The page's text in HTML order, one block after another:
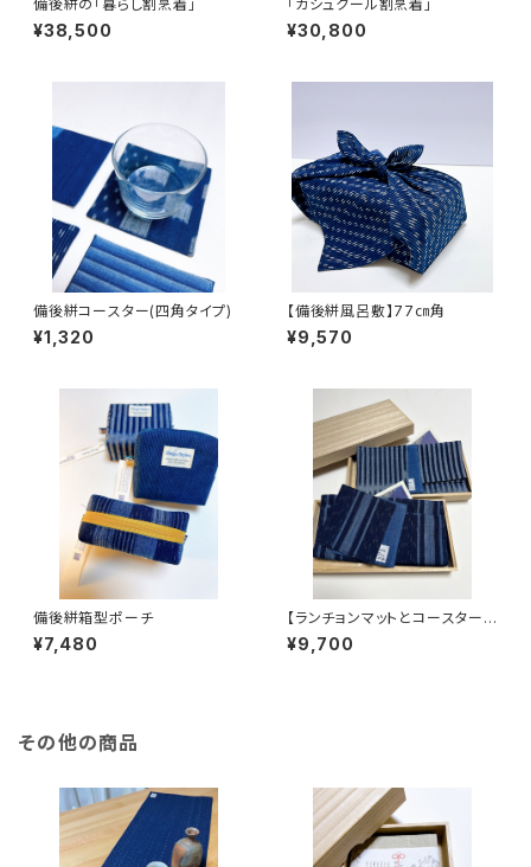
備後絣の「暮らし割烹着」
¥38,500
「カシュクール割烹着」
¥30,800
備後絣コースター(四角タイプ)
¥1,320
【備後絣風呂敷】77㎝角
¥9,570
備後絣箱型ポーチ
¥7,480
【ランチョンマットとコースターセ
ット】備後絣の贈り物
¥9,700
その他の商品